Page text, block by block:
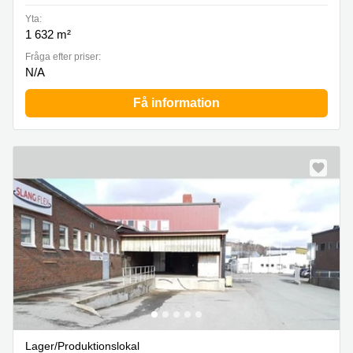
Yta:
1 632 m²
Fråga efter priser:
N/A
Få information
Lager/produktionslokal